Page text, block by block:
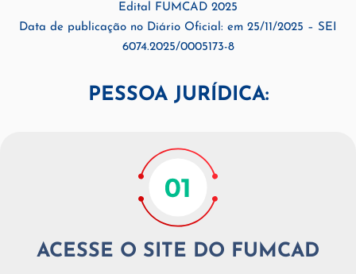
Edital FUMCAD 2025
Data de publicação no Diário Oficial: em 25/11/2025 – SEI
6074.2025/0005173-8
PESSOA JURÍDICA:
ACESSE O SITE DO FUMCAD